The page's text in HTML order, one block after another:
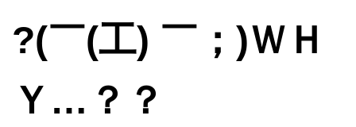
?(￣(工) ￣；)ＷＨ
Ｙ…？？